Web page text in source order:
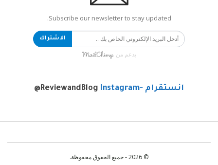
Subscribe our newsletter to stay updated.
الاشتراك
بدعم من
انستقرام -Instagram @ReviewandBlog
© 2026 - جميع الحقوق محفوظة.